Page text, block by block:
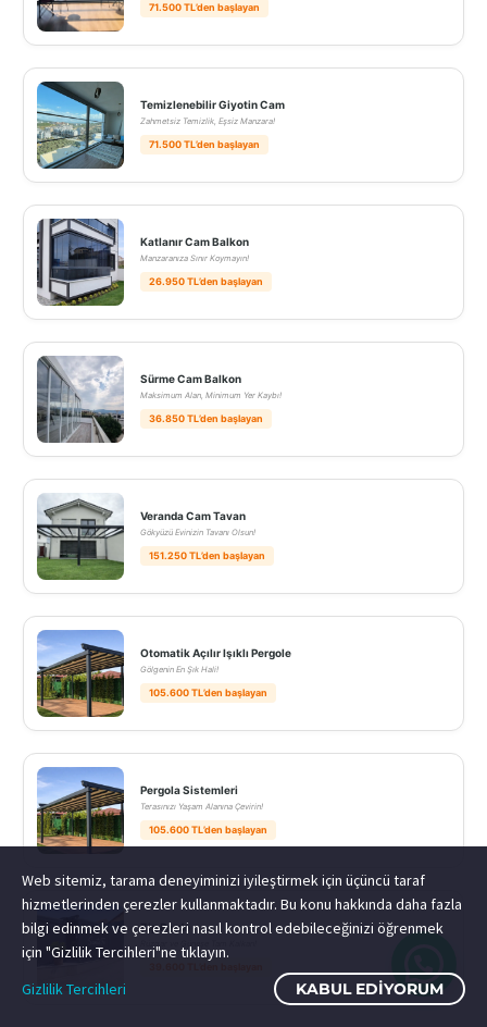
71.500 TL’den başlayan
Temizlenebilir Giyotin Cam
Zahmetsiz Temizlik, Eşsiz Manzara!
71.500 TL’den başlayan
Katlanır Cam Balkon
Manzaranıza Sınır Koymayın!
26.950 TL’den başlayan
Sürme Cam Balkon
Maksimum Alan, Minimum Yer Kaybı!
36.850 TL’den başlayan
Veranda Cam Tavan
Gökyüzü Evinizin Tavanı Olsun!
151.250 TL’den başlayan
Otomatik Açılır Işıklı Pergole
Gölgenin En Şık Hali!
105.600 TL’den başlayan
Pergola Sistemleri
Terasınızı Yaşam Alanına Çevirin!
105.600 TL’den başlayan
Zip Perde
Web sitemiz, tarama deneyiminizi iyileştirmek için üçüncü taraf
hizmetlerinden çerezler kullanmaktadır. Bu konu hakkında daha fazla
bilgi edinmek ve çerezleri nasıl kontrol edebileceğinizi öğrenmek
için "Gizlilik Tercihleri"ne tıklayın.
Gizlilik Tercihleri
KABUL EDIYORUM